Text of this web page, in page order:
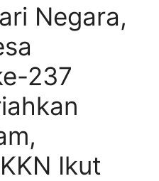
Negara,
237
Ikut